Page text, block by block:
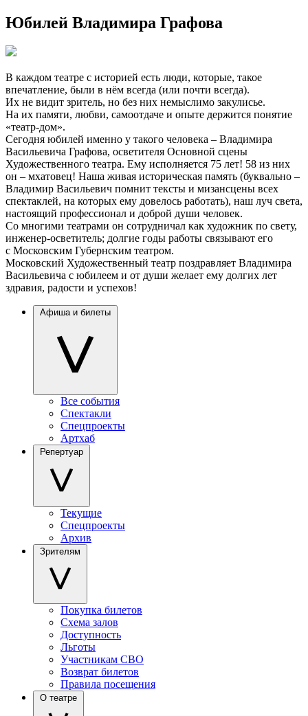
Юбилей Владимира Графова
В каждом театре с историей есть люди, которые, такое
впечатление, были в нём всегда (или почти всегда).
Их не видит зритель, но без них немыслимо закулисье.
На их памяти, любви, самоотдаче и опыте держится понятие
«театр-дом».
Сегодня юбилей именно у такого человека – Владимира
Васильевича Графова, осветителя Основной сцены
Художественного театра. Ему исполняется 75 лет! 58 из них
он – мхатовец! Наша живая историческая память (буквально –
Владимир Васильевич помнит тексты и мизансцены всех
спектаклей, на которых ему довелось работать), наш луч света,
настоящий профессионал и доброй души человек.
Со многими театрами он сотрудничал как художник по свету,
инженер-осветитель; долгие годы работы связывают его
с Московским Губернским театром.
Московский Художественный театр поздравляет Владимира
Васильевича с юбилеем и от души желает ему долгих лет
здравия, радости и успехов!
Афиша и билеты
Все события
Спектакли
Спецпроекты
Артхаб
Репертуар
Текущие
Спецпроекты
Архив
Зрителям
Покупка билетов
Схема залов
Доступность
Льготы
Участникам СВО
Возврат билетов
Правила посещения
О театре